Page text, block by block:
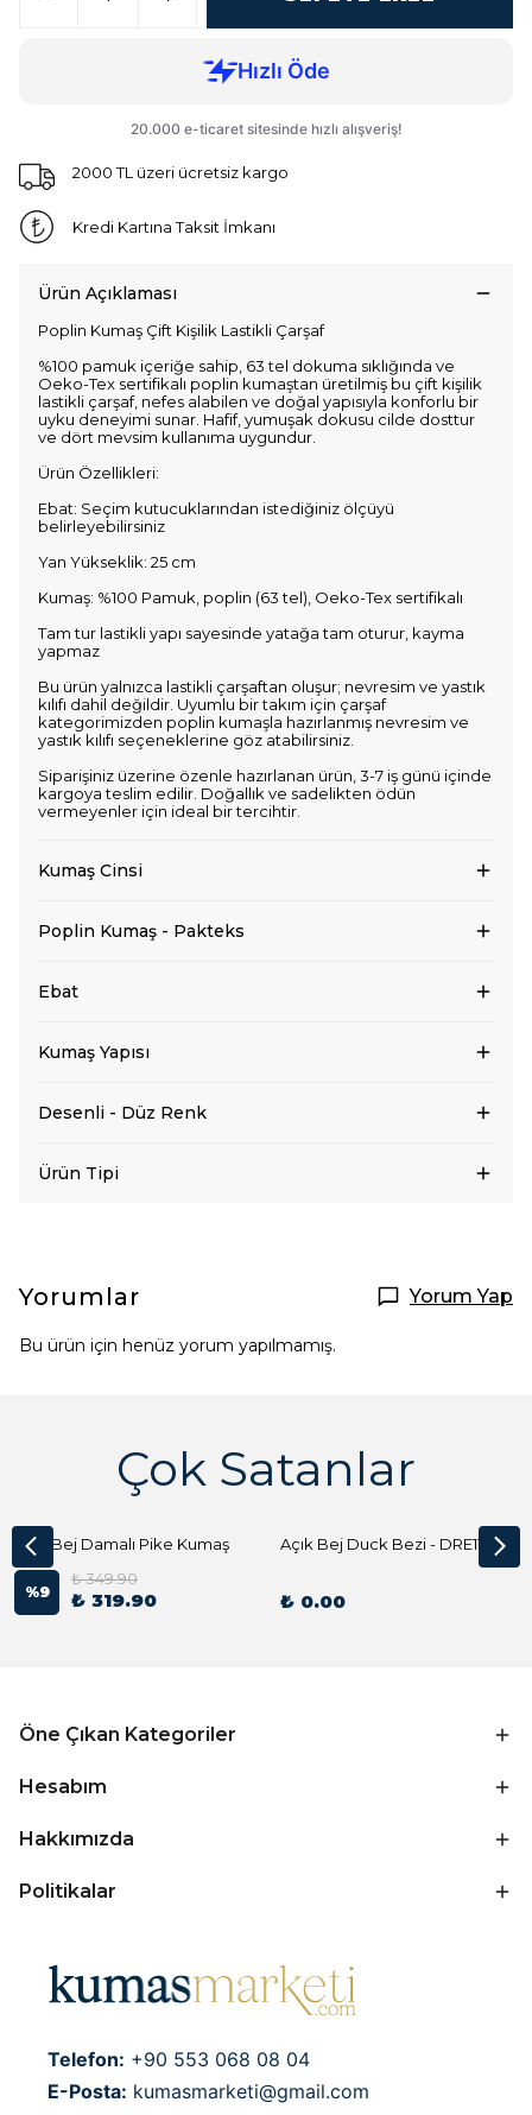
2000 TL üzeri ücretsiz kargo
Kredi Kartına Taksit İmkanı
Ürün Açıklaması
Poplin Kumaş Çift Kişilik Lastikli Çarşaf
%100 pamuk içeriğe sahip, 63 tel dokuma sıklığında ve
Oeko-Tex sertifikalı poplin kumaştan üretilmiş bu çift kişilik
lastikli çarşaf, nefes alabilen ve doğal yapısıyla konforlu bir
uyku deneyimi sunar. Hafif, yumuşak dokusu cilde dosttur
ve dört mevsim kullanıma uygundur.
Ürün Özellikleri:
Ebat: Seçim kutucuklarından istediğiniz ölçüyü
belirleyebilirsiniz
Yan Yükseklik: 25 cm
Kumaş: %100 Pamuk, poplin (63 tel), Oeko-Tex sertifikalı
Tam tur lastikli yapı sayesinde yatağa tam oturur, kayma
yapmaz
Bu ürün yalnızca lastikli çarşaftan oluşur; nevresim ve yastık
kılıfı dahil değildir. Uyumlu bir takım için çarşaf
kategorimizden poplin kumaşla hazırlanmış nevresim ve
yastık kılıfı seçeneklerine göz atabilirsiniz.
Siparişiniz üzerine özenle hazırlanan ürün, 3-7 iş günü içinde
kargoya teslim edilir. Doğallık ve sadelikten ödün
vermeyenler için ideal bir tercihtir.
Kumaş Cinsi
Poplin Kumaş - Pakteks
Ebat
Kumaş Yapısı
Desenli - Düz Renk
Ürün Tipi
Yorumlar Yorum Yap
Bu ürün için henüz yorum yapılmamış.
Çok Satanlar
Açık Bej Damalı Pike Kumaş
%9
₺ 349.90
₺ 319.90
Açık Bej Duck Bezi - DRE1144 Kumaş Peçete
₺ 0.00
Öne Çıkan Kategoriler
Hesabım
Hakkımızda
Politikalar
Telefon: +90 553 068 08 04
E-Posta: kumasmarketi@gmail.com